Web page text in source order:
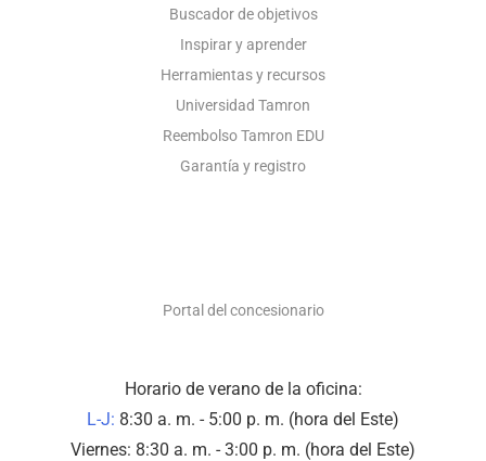
Buscador de objetivos
Inspirar y aprender
Herramientas y recursos
Universidad Tamron
Reembolso Tamron EDU
Garantía y registro
Portal del concesionario
Horario de verano de la oficina:
L-J: 8:30 a. m. - 5:00 p. m. (hora del Este)
Viernes: 8:30 a. m. - 3:00 p. m. (hora del Este)